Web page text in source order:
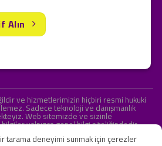
Alın
ve hizmetlerimizin hiçbiri resmi hukuki
Sadece teknoloji ve danışmanlık
Web sitemizde ve sizinle
yalnızca genel bilgi niteliğindedir.
tarama deneyimi sunmak için çerezler